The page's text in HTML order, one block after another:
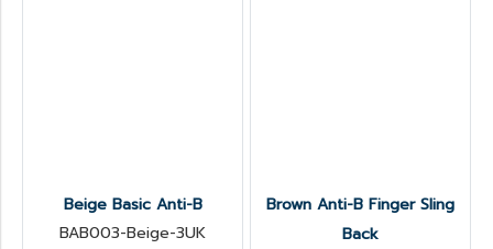
Beige Basic Anti-B
BAB003-Beige-3UK
Brown Anti-B Finger Sling
Back